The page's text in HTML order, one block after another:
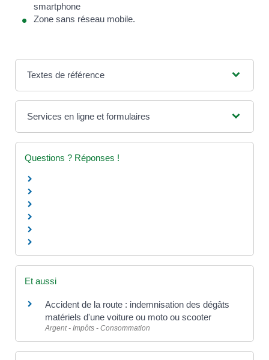
smartphone
Zone sans réseau mobile.
Textes de référence
Services en ligne et formulaires
Questions ? Réponses !
Et aussi
Accident de la route : indemnisation des dégâts
matériels d'une voiture ou moto ou scooter
Argent - Impôts - Consommation